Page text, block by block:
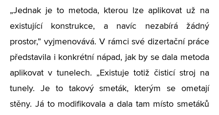
„Jednak je to metoda, kterou lze aplikovat už na
existující konstrukce, a navíc nezabírá žádný
prostor,” vyjmenovává. V rámci své dizertační práce
představila i konkrétní nápad, jak by se dala metoda
aplikovat v tunelech. „Existuje totiž čisticí stroj na
tunely. Je to takový smeták, kterým se ometají
stěny. Já to modifikovala a dala tam místo smetáků